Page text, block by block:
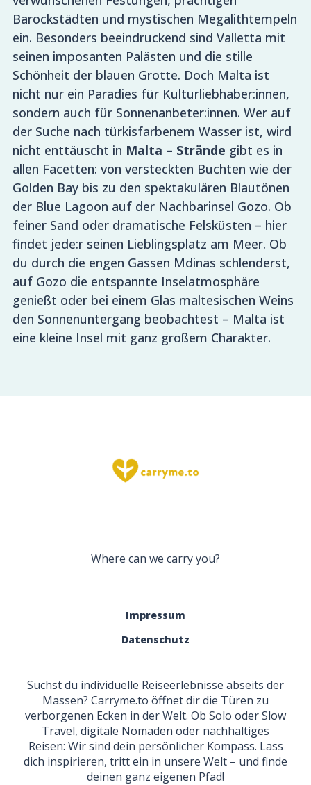
Barockstädten und mystischen Megalithtempeln
ein. Besonders beeindruckend sind Valletta mit
seinen imposanten Palästen und die stille
Schönheit der blauen Grotte. Doch Malta ist
nicht nur ein Paradies für Kulturliebhaber:innen,
sondern auch für Sonnenanbeter:innen. Wer auf
der Suche nach türkisfarbenem Wasser ist, wird
nicht enttäuscht in Malta – Strände gibt es in
allen Facetten: von versteckten Buchten wie der
Golden Bay bis zu den spektakulären Blautönen
der Blue Lagoon auf der Nachbarinsel Gozo. Ob
feiner Sand oder dramatische Felsküsten – hier
findet jede:r seinen Lieblingsplatz am Meer. Ob
du durch die engen Gassen Mdinas schlenderst,
auf Gozo die entspannte Inselatmosphäre
genießt oder bei einem Glas maltesischen Weins
den Sonnenuntergang beobachtest – Malta ist
eine kleine Insel mit ganz großem Charakter.
Where can we carry you?
Impressum
Datenschutz
Suchst du individuelle Reiseerlebnisse abseits der
Massen? Carryme.to öffnet dir die Türen zu
verborgenen Ecken in der Welt. Ob Solo oder Slow
Travel, digitale Nomaden oder nachhaltiges
Reisen: Wir sind dein persönlicher Kompass. Lass
dich inspirieren, tritt ein in unsere Welt – und finde
deinen ganz eigenen Pfad!